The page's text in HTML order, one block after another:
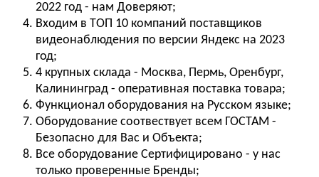
2022 год - нам Доверяют;
Входим в ТОП 10 компаний поставщиков
видеонаблюдения по версии Яндекс на 2023
год;
4 крупных склада - Москва, Пермь, Оренбург,
Калининград - оперативная поставка товара;
Функционал оборудования на Русском языке;
Оборудование соотвествует всем ГОСТАМ -
Безопасно для Вас и Объекта;
Все оборудование Сертифицировано - у нас
только проверенные Бренды;